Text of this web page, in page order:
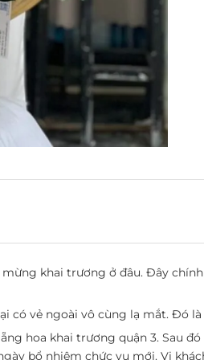
khai trương ở đâu. Đây
có vẻ ngoài vô cùng lạ mắt. Đó là
hoa khai trương quận 3. Sau
bổ nhiệm chức vụ mới. Vị